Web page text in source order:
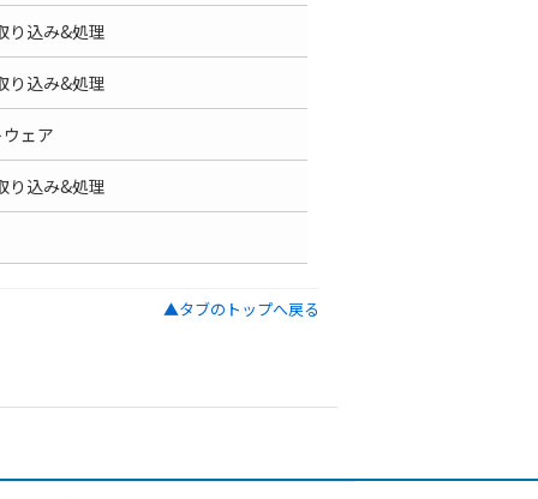
り込み&処理
り込み&処理
ェア
り込み&処理
▲タブのトップへ戻る